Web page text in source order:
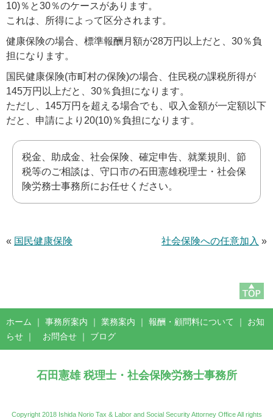
10)％と30％のケースがあります。
これは、所得によって区分されます。
健康保険の場合、標準報酬月額が28万円以上だと、30％負
担になります。
国民健康保険(市町村の保険)の場合、住民税の課税所得が
145万円以上だと、30％負担になります。
ただし、145万円を超える場合でも、収入金額が一定額以下
だと、申請により20(10)％負担になります。
税金、助成金、社会保険、確定申告、就業規則、節
税等のご相談は、守口市の石田憲雄税理士・社会保
険労務士事務所にお任せください。
社会保険への任意加入 »
« 国民健康保険
ホーム ｜ 事務所案内 ｜ 業務案内 ｜ 報酬・顧問料について ｜ お知
らせ ｜ お問合せ ｜ ブログ
石田憲雄 税理士・社会保険労務士事務所
Copyright 2018 Ishida Norio Tax & Labor and Social Security Attorney Office All rights